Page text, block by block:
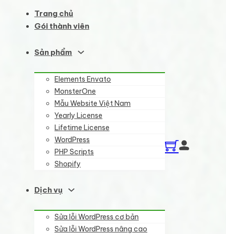
Trang chủ
Gói thành viên
Sản phẩm
Elements Envato
MonsterOne
Mẫu Website Việt Nam
Yearly License
Lifetime License
WordPress
PHP Scripts
Shopify
Dịch vụ
Sửa lỗi WordPress cơ bản
Sửa lỗi WordPress nâng cao